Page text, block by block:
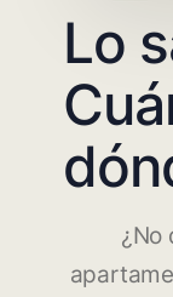
Lo
¿No